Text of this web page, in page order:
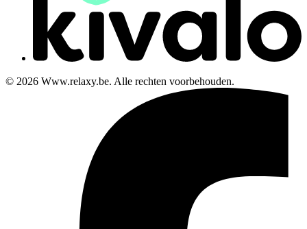
© 2026 Www.relaxy.be. Alle rechten voorbehouden.